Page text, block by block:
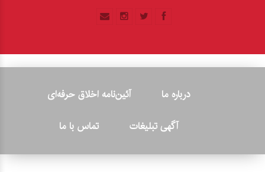
درباره ما
آئین‌نامه اخلاق حرفه‌ای
آگهی تبلیغات
تماس با ما